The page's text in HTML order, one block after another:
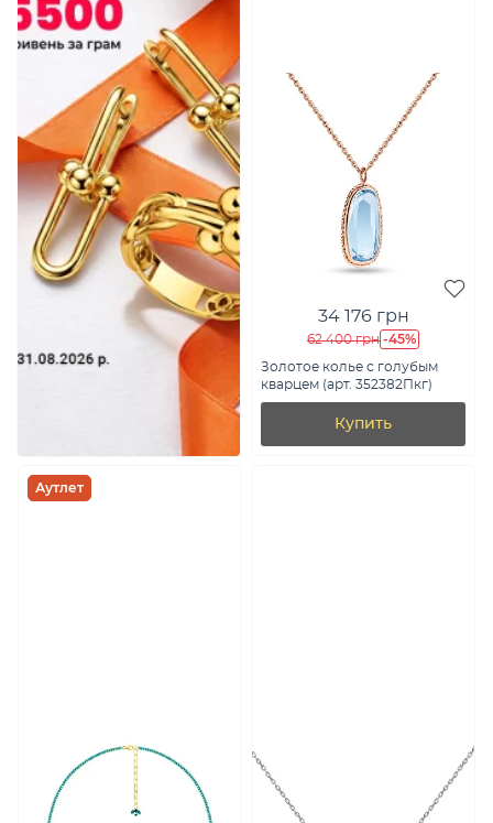
34 176 грн
62 400 грн -45%
Золотое колье с голубым
кварцем (арт. 352382Пкг)
Купить
Аутлет